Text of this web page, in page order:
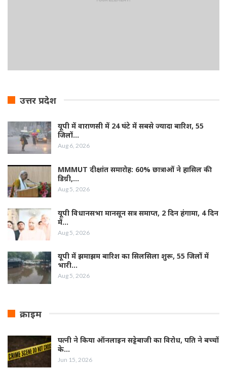
उत्तर प्रदेश
यूपी में वाराणसी में 24 घंटे में सबसे ज्यादा बारिश, 55
जिलों…
Aug 6, 2026
MMMUT दीक्षांत समारोह: 60% छात्राओं ने हासिल की
डिग्री,…
Aug 5, 2026
यूपी विधानसभा मानसून सत्र समाप्त, 2 दिन हंगामा, 4 दिन
में…
Aug 5, 2026
यूपी में झमाझम बारिश का सिलसिला शुरू, 55 जिलों में
भारी…
Aug 5, 2026
क्राइम
पत्नी ने किया ऑनलाइन सट्टेबाजी का विरोध, पति ने बच्चों
के…
Jun 15, 2026